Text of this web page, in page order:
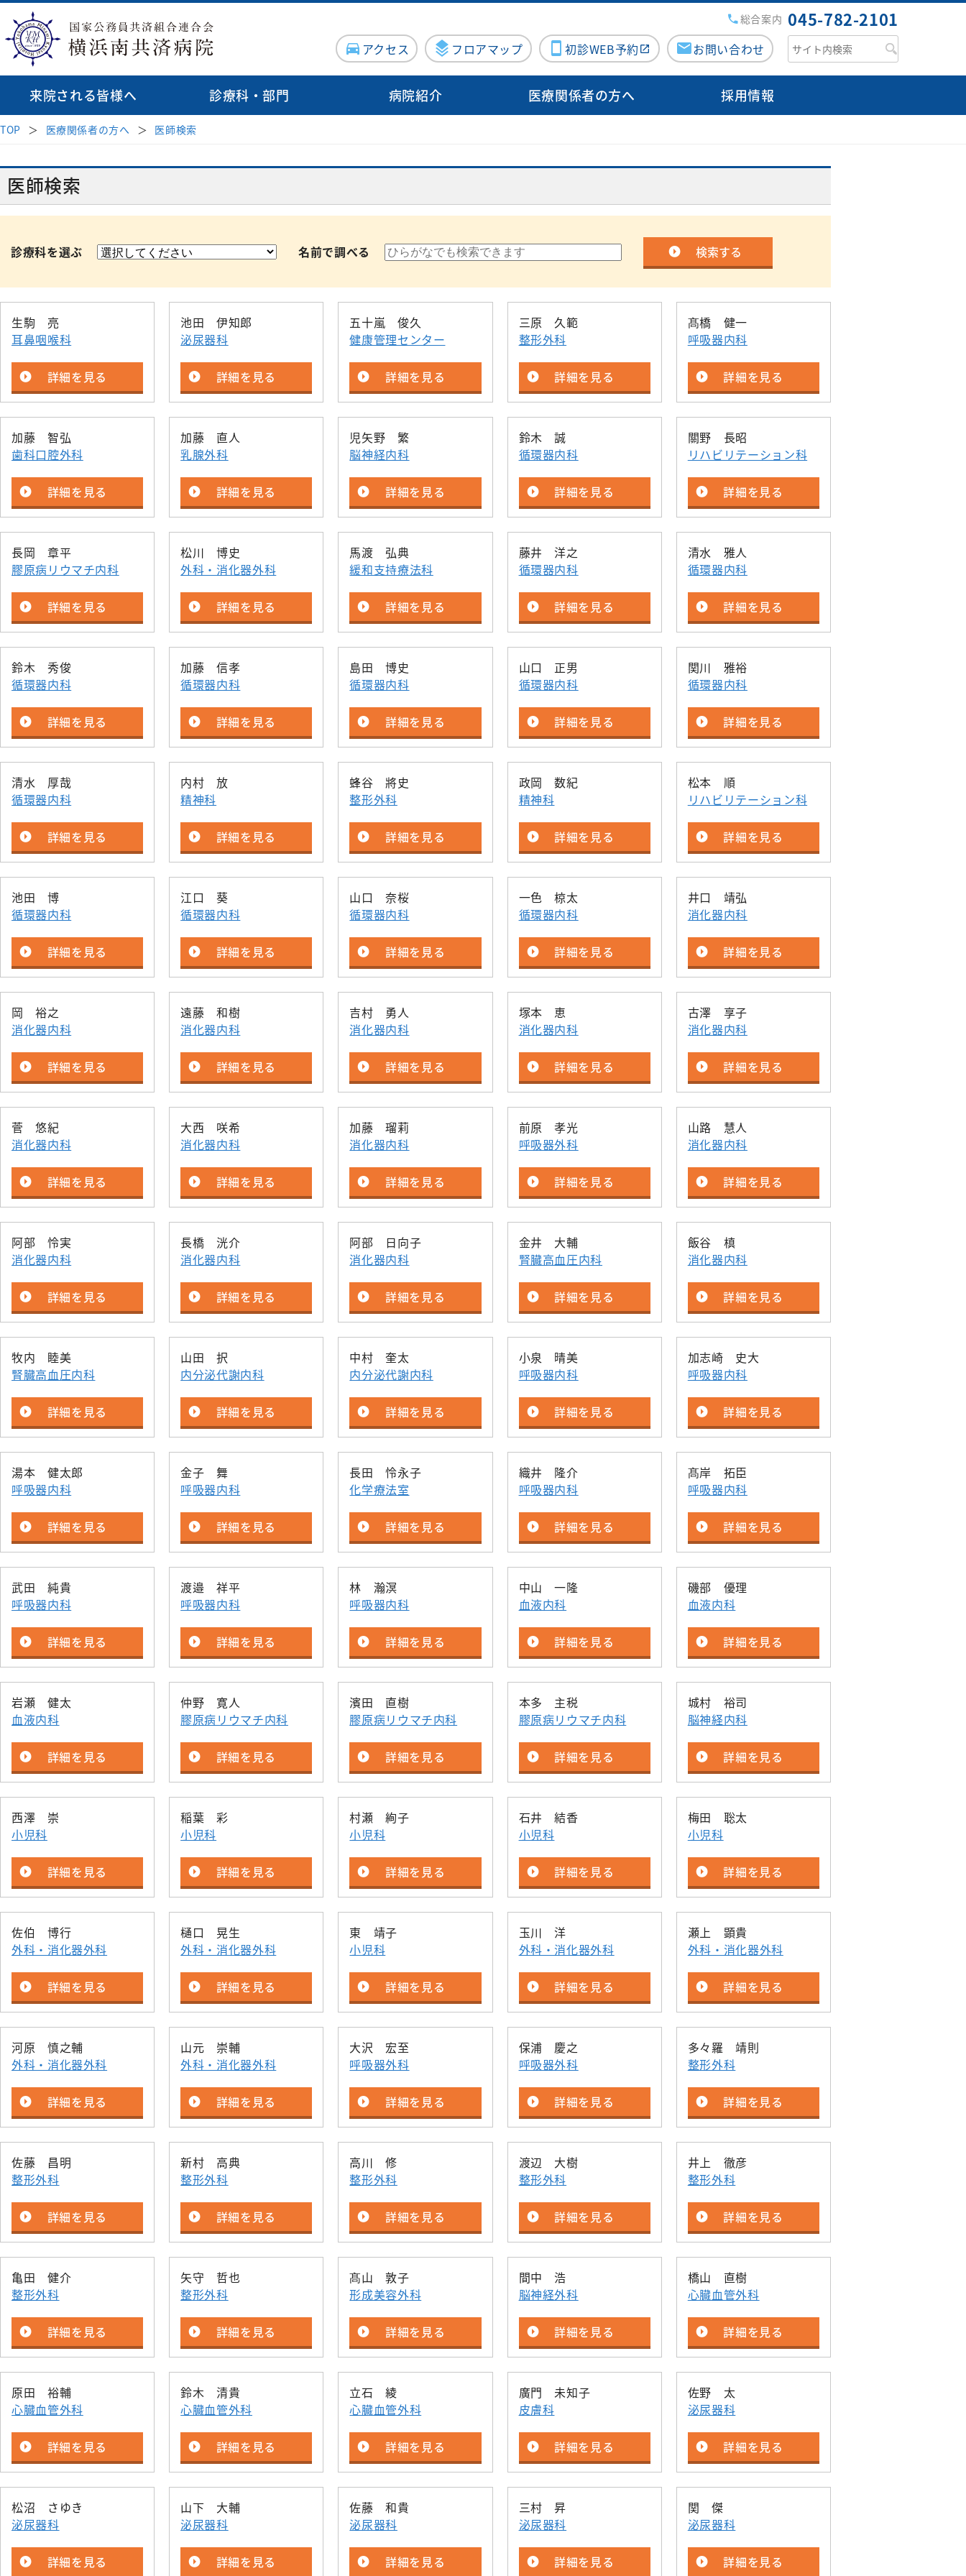
アクセス フロアマップ 初診WEB予約 お問い合わせ
総合案内 045-782-2101
来院される皆様へ
来院される皆様へ
受付時間・案内
再診の方
お薬のご案内
相談窓口
入院費用について
面会・お見舞いについて
お見舞いメール
医療設備紹介
人間ドック
病院からのお願い
交通・アクセス
フロアマップ
ご意見箱（みなさまの声）
診療科・部門
診療科・部門
呼吸器内科
脳神経内科
腎臓高血圧内科
内分泌代謝内科
膠原病リウマチ
内科
精神科
小児科
緩和支持療法科
循環器内科
外科・消化器
乳腺外科
呼吸器外科
整形外科
形成美容外科
脳神経外科
産婦人科
科）
耳鼻咽喉科
放射線科
歯科口腔外科
リハビリテーショ
ン科
薬剤科
化学療法室
ME科
栄養科
臨床研究セン
ター
看護部
健康管理セン
ター
地域医療連携
相談窓口
栄養サポートチーム
感染制御チーム
褥瘡対策チーム
口腔ケア・摂食嚥下サポートチ
ーム
退院支援チーム
認知症ケアチーム
心臓リハビリテーションチーム
排尿ケアチーム
外来医師担当表
病院紹介
病院紹介
医療設備紹介
みなみコミュニティ
医療関係者の方へ
医療関係者の方へ
臨床研修のご案内
各種データ
病院見学・お問い合わせフォーム
後期臨床研修プログラムのご案内
初期臨床研修プログラムのご案内
採用情報
TOP 医療関係者の方へ 医師検索
医師検索
診療科を選ぶ 名前で調べる 検索する
生駒 亮
耳鼻咽喉科
詳細を見る
池田 伊知郎
泌尿器科
詳細を見る
五十嵐 俊久
健康管理センター
詳細を見る
三原 久範
整形外科
詳細を見る
髙橋 健一
呼吸器内科
詳細を見る
加藤 智弘
歯科口腔外科
詳細を見る
加藤 直人
乳腺外科
詳細を見る
児矢野 繁
脳神経内科
詳細を見る
鈴木 誠
循環器内科
詳細を見る
關野 長昭
リハビリテーション科
詳細を見る
長岡 章平
膠原病リウマチ内科
詳細を見る
松川 博史
外科・消化器外科
詳細を見る
馬渡 弘典
緩和支持療法科
詳細を見る
藤井 洋之
循環器内科
詳細を見る
清水 雅人
循環器内科
詳細を見る
鈴木 秀俊
循環器内科
詳細を見る
加藤 信孝
循環器内科
詳細を見る
島田 博史
循環器内科
詳細を見る
山口 正男
循環器内科
詳細を見る
関川 雅裕
循環器内科
詳細を見る
清水 厚哉
循環器内科
詳細を見る
内村 放
精神科
詳細を見る
蜂谷 將史
整形外科
詳細を見る
政岡 数紀
精神科
詳細を見る
松本 順
リハビリテーション科
詳細を見る
池田 博
循環器内科
詳細を見る
江口 葵
循環器内科
詳細を見る
山口 奈桜
循環器内科
詳細を見る
一色 椋太
循環器内科
詳細を見る
井口 靖弘
消化器内科
詳細を見る
岡 裕之
消化器内科
詳細を見る
遠藤 和樹
消化器内科
詳細を見る
吉村 勇人
消化器内科
詳細を見る
塚本 恵
消化器内科
詳細を見る
古澤 享子
消化器内科
詳細を見る
菅 悠紀
消化器内科
詳細を見る
大西 咲希
消化器内科
詳細を見る
加藤 瑠莉
消化器内科
詳細を見る
前原 孝光
呼吸器外科
詳細を見る
山路 慧人
消化器内科
詳細を見る
阿部 怜実
消化器内科
詳細を見る
長橋 洸介
消化器内科
詳細を見る
阿部 日向子
消化器内科
詳細を見る
金井 大輔
腎臓高血圧内科
詳細を見る
飯谷 槙
消化器内科
詳細を見る
牧内 睦美
腎臓高血圧内科
詳細を見る
山田 択
内分泌代謝内科
詳細を見る
中村 奎太
内分泌代謝内科
詳細を見る
小泉 晴美
呼吸器内科
詳細を見る
加志崎 史大
呼吸器内科
詳細を見る
湯本 健太郎
呼吸器内科
詳細を見る
金子 舞
呼吸器内科
詳細を見る
長田 怜永子
化学療法室
詳細を見る
織井 隆介
呼吸器内科
詳細を見る
髙岸 拓臣
呼吸器内科
詳細を見る
武田 純貴
呼吸器内科
詳細を見る
渡邉 祥平
呼吸器内科
詳細を見る
林 瀚溟
呼吸器内科
詳細を見る
中山 一隆
血液内科
詳細を見る
磯部 優理
血液内科
詳細を見る
岩瀬 健太
血液内科
詳細を見る
仲野 寛人
膠原病リウマチ内科
詳細を見る
濱田 直樹
膠原病リウマチ内科
詳細を見る
本多 主税
膠原病リウマチ内科
詳細を見る
城村 裕司
脳神経内科
詳細を見る
西澤 崇
小児科
詳細を見る
稲葉 彩
小児科
詳細を見る
村瀬 絢子
小児科
詳細を見る
石井 結香
小児科
詳細を見る
梅田 聡太
小児科
詳細を見る
佐伯 博行
外科・消化器外科
詳細を見る
樋口 晃生
外科・消化器外科
詳細を見る
東 靖子
小児科
詳細を見る
玉川 洋
外科・消化器外科
詳細を見る
瀬上 顕貴
外科・消化器外科
詳細を見る
河原 慎之輔
外科・消化器外科
詳細を見る
山元 崇輔
外科・消化器外科
詳細を見る
大沢 宏至
呼吸器外科
詳細を見る
保浦 慶之
呼吸器外科
詳細を見る
多々羅 靖則
整形外科
詳細を見る
佐藤 昌明
整形外科
詳細を見る
新村 高典
整形外科
詳細を見る
高川 修
整形外科
詳細を見る
渡辺 大樹
整形外科
詳細を見る
井上 徹彦
整形外科
詳細を見る
亀田 健介
整形外科
詳細を見る
矢守 哲也
整形外科
詳細を見る
髙山 敦子
形成美容外科
詳細を見る
間中 浩
脳神経外科
詳細を見る
橋山 直樹
心臓血管外科
詳細を見る
原田 裕輔
心臓血管外科
詳細を見る
鈴木 清貴
心臓血管外科
詳細を見る
立石 綾
心臓血管外科
詳細を見る
廣門 未知子
皮膚科
詳細を見る
佐野 太
泌尿器科
詳細を見る
松沼 さゆき
泌尿器科
詳細を見る
山下 大輔
泌尿器科
詳細を見る
佐藤 和貴
泌尿器科
詳細を見る
三村 昇
泌尿器科
詳細を見る
関 傑
泌尿器科
詳細を見る